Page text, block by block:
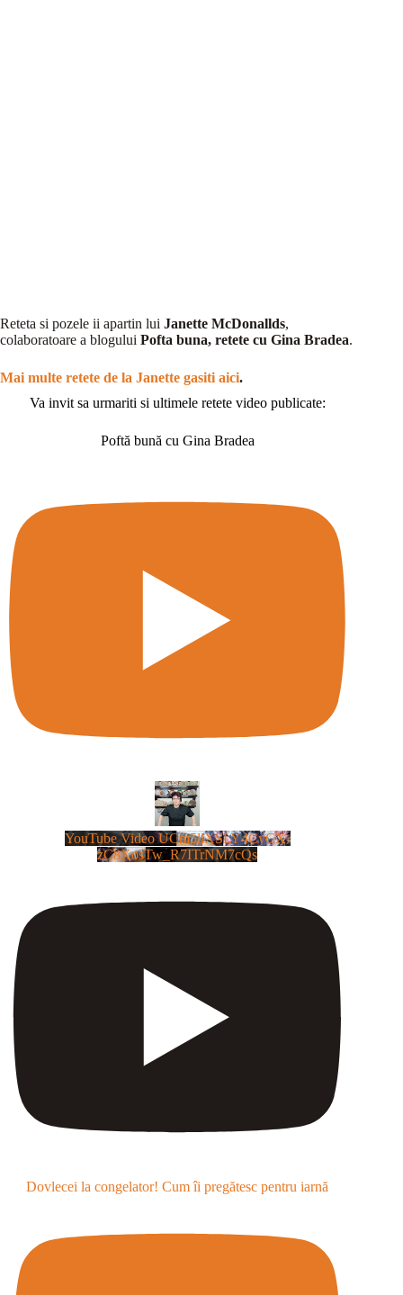
Reteta si pozele ii apartin lui Janette McDonallds,
colaboratoare a blogului Pofta buna, retete cu Gina Bradea.
Mai multe retete de la Janette gasiti aici.
Va invit sa urmariti si ultimele retete video publicate:
Poftă bună cu Gina Bradea
YouTube Video UCm5llXSLY4CyCX-
zC8XosTw_R7ITrNM7cQs
Dovlecei la congelator! Cum îi pregătesc pentru iarnă